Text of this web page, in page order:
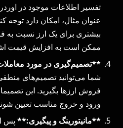
تفسیر اطلاعات موجود در
عنوان مثال، امکان دارد
بیشتری برای یک ارز نسبت به
ممکن است به افزایش قیمت
**تصمیم‌گیری در مورد
شما می‌توانید تصمیم‌های
فروش ارزها بگیرید. این
ورود و خروج مناسب تعیین
**مانیتورینگ و پیگیری:** پس